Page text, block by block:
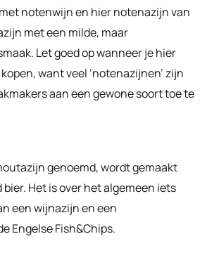
notenwijn en hier notenazijn van
met een milde, maar
Let goed op wanneer je hier
want veel ‘notenazijnen’ zijn
aan een gewone soort toe te
genoemd, wordt gemaakt
Het is over het algemeen iets
een wijnazijn en een
Engelse Fish&Chips.